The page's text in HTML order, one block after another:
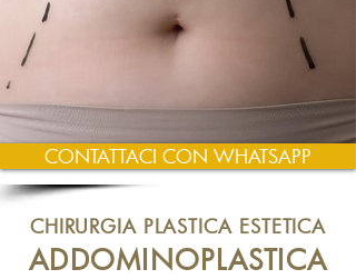
CONTATTACI CON WHATSAPP
CHIRURGIA PLASTICA ESTETICA
ADDOMINOPLASTICA